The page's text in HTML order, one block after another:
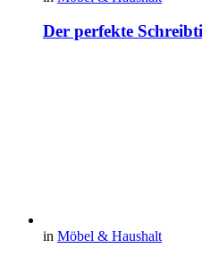
Der perfekte
in Möbel & Haushalt